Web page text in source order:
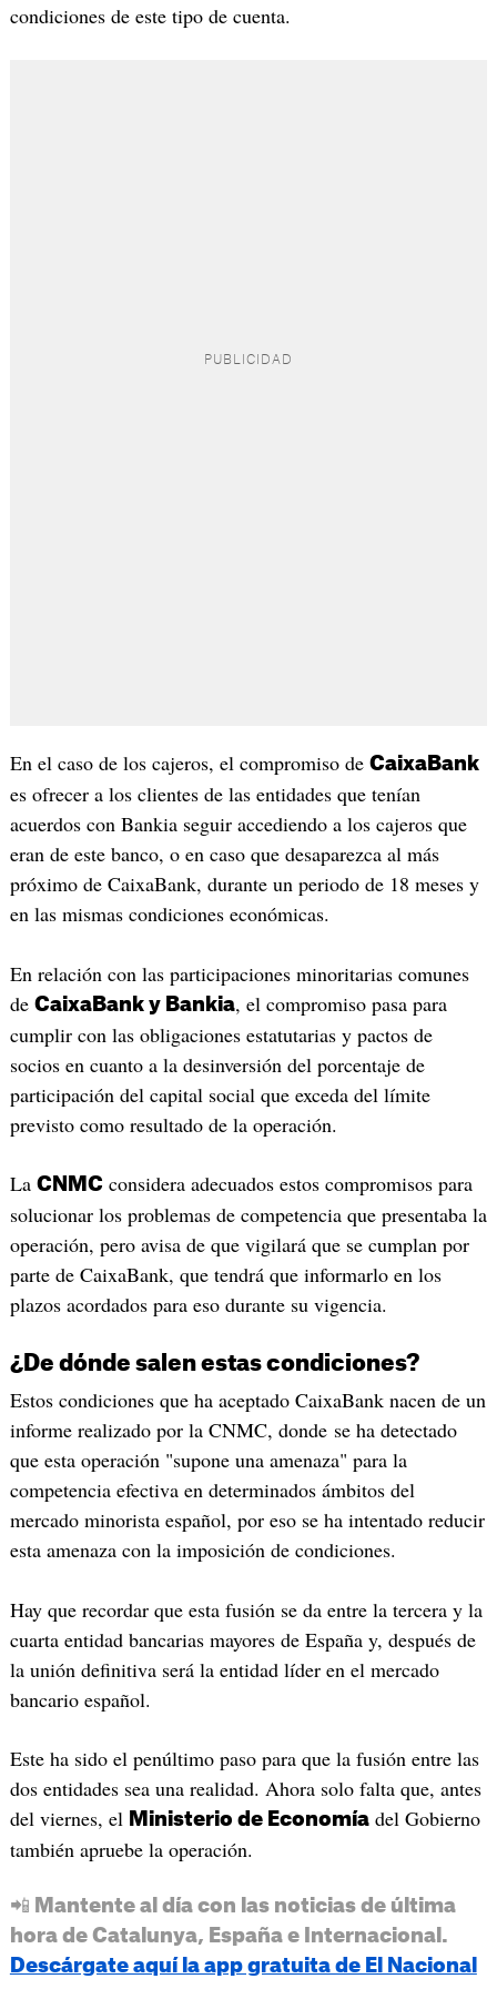
condiciones de este tipo de cuenta.
En el caso de los cajeros, el compromiso de CaixaBank
es ofrecer a los clientes de las entidades que tenían
acuerdos con Bankia seguir accediendo a los cajeros que
eran de este banco, o en caso que desaparezca al más
próximo de CaixaBank, durante un periodo de 18 meses y
en las mismas condiciones económicas.
En relación con las participaciones minoritarias comunes
de CaixaBank y Bankia, el compromiso pasa para
cumplir con las obligaciones estatutarias y pactos de
socios en cuanto a la desinversión del porcentaje de
participación del capital social que exceda del límite
previsto como resultado de la operación.
La CNMC considera adecuados estos compromisos para
solucionar los problemas de competencia que presentaba la
operación, pero avisa de que vigilará que se cumplan por
parte de CaixaBank, que tendrá que informarlo en los
plazos acordados para eso durante su vigencia.
¿​De dónde salen estas condiciones?
Estos condiciones que ha aceptado CaixaBank nacen de un
informe realizado por la CNMC, donde se ha detectado
que esta operación "supone una amenaza" para la
competencia efectiva en determinados ámbitos del
mercado minorista español, por eso se ha intentado reducir
esta amenaza con la imposición de condiciones.
Hay que recordar que esta fusión se da entre la tercera y la
cuarta entidad bancarias mayores de España y, después de
la unión definitiva será la entidad líder en el mercado
bancario español.
Este ha sido el penúltimo paso para que la fusión entre las
dos entidades sea una realidad. Ahora solo falta que, antes
del viernes, el Ministerio de Economíadel Gobierno
también apruebe la operación.
📲 Mantente al día con las noticias de última
hora de Catalunya, España e Internacional.
Descárgate aquí la app gratuita de El Nacional